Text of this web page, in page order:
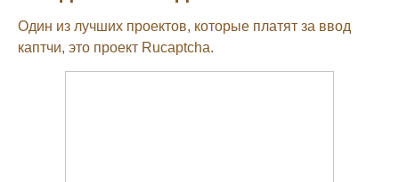
Один из лучших проектов, которые платят за ввод
каптчи, это проект Rucaptcha.